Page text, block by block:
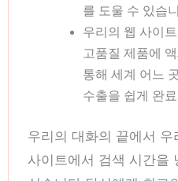
를 도울 수 있습
우리의 웹 사이
고품질 제품에
통해 세계 어느
수출을 쉽게 완
우리의 대화의 끝에서
사이트에서 검색 시간을